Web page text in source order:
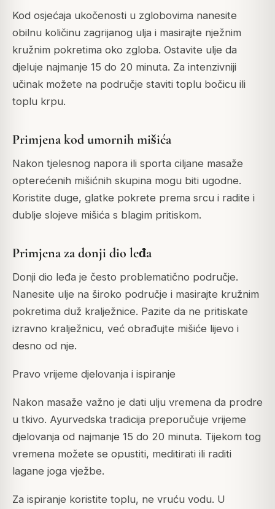
Kod osjećaja ukočenosti u zglobovima nanesite
obilnu količinu zagrijanog ulja i masirajte nježnim
kružnim pokretima oko zgloba. Ostavite ulje da
djeluje najmanje 15 do 20 minuta. Za intenzivniji
učinak možete na područje staviti toplu bočicu ili
toplu krpu.
Primjena kod umornih mišića
Nakon tjelesnog napora ili sporta ciljane masaže
opterećenih mišićnih skupina mogu biti ugodne.
Koristite duge, glatke pokrete prema srcu i radite i
dublje slojeve mišića s blagim pritiskom.
Primjena za donji dio leđa
Donji dio leđa je često problematično područje.
Nanesite ulje na široko područje i masirajte kružnim
pokretima duž kralježnice. Pazite da ne pritiskate
izravno kralježnicu, već obrađujte mišiće lijevo i
desno od nje.
Pravo vrijeme djelovanja i ispiranje
Nakon masaže važno je dati ulju vremena da prodre
u tkivo. Ayurvedska tradicija preporučuje vrijeme
djelovanja od najmanje 15 do 20 minuta. Tijekom tog
vremena možete se opustiti, meditirati ili raditi
lagane joga vježbe.
Za ispiranje koristite toplu, ne vruću vodu. U